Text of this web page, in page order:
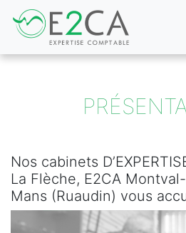
Nos cabinets
La Flèche, E2CA
Mans (Ruaudin) vous